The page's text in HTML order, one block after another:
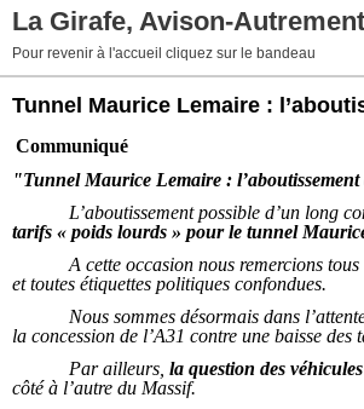
La Girafe, Avison-Autrement
Pour revenir à l'accueil cliquez sur le bandeau
Tunnel Maurice Lemaire :
Communiqué
"Tunnel Maurice Lemaire : l’aboutissement
L’aboutissement possible d’un long
tarifs « poids lourds » pour le tunnel
A cette occasion nous remercions
et toutes étiquettes politiques confondues.
Nous sommes désormais dans
la concession de l’A31 contre une baisse
Par ailleurs,la question des
côté à l’autre du Massif.